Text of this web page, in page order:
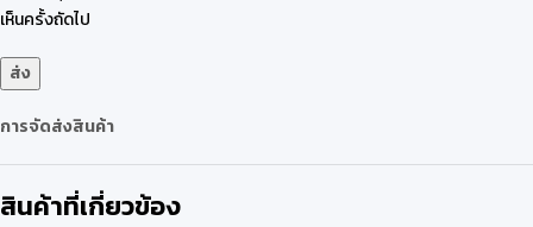
เห็นครั้งถัดไป
การจัดส่งสินค้า
สินค้าที่เกี่ยวข้อง